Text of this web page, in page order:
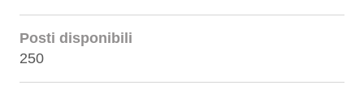
Posti disponibili
250